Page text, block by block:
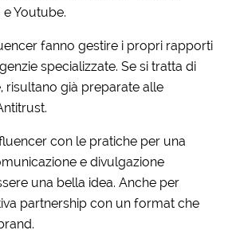
Youtube.
fanno gestire i propri rapporti
specializzate. Se si tratta di
risultano già preparate alle
con le pratiche per una
e divulgazione
una bella idea. Anche per
partnership con un format che